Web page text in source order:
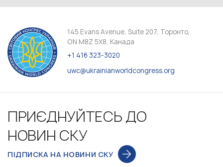
145 Evans Avenue, Suite 207, Торонто,
ON M8Z 5X8, Канада
+1 416 323-3020
uwc@ukrainianworldcongress.org
ПРИЄДНУЙТЕСЬ ДО
НОВИН СКУ
ПІДПИСКА НА НОВИНИ СКУ